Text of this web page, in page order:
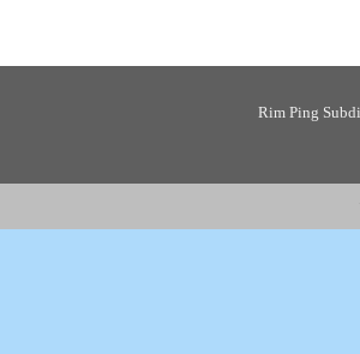
Rim Ping